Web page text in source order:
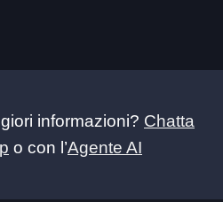
informazioni? Chatta
o con l’Agente AI